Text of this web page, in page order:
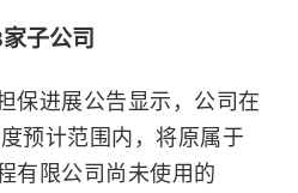
子公司
保进展公告显示，公司在
预计范围内，将原属于
有限公司尚未使用的